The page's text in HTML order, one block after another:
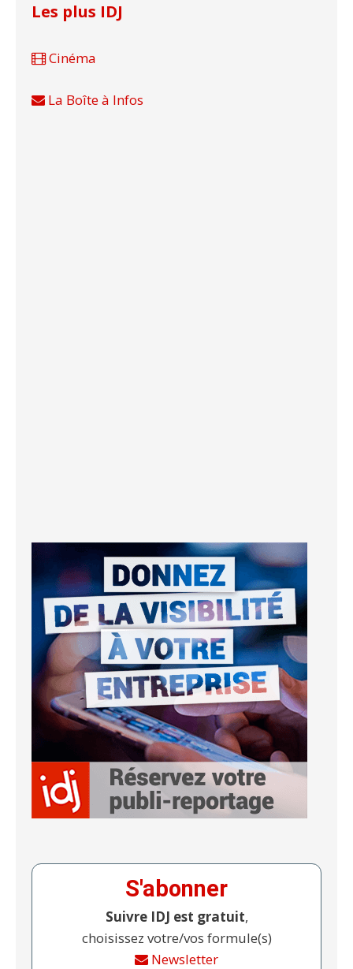
Les plus IDJ
Cinéma
La Boîte à Infos
S'abonner
Suivre IDJ est gratuit,
choisissez votre/vos formule(s)
Newsletter